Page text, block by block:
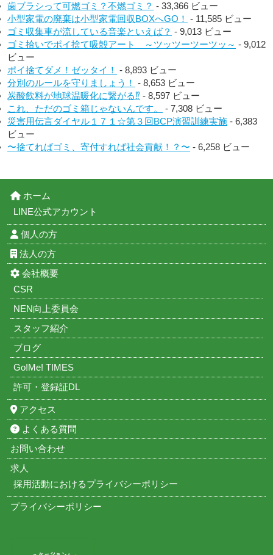
歯ブラシって可燃ゴミ？不燃ゴミ？ - 33,366 ビュー
小型家電の廃棄は小型家電回収BOXへGO！ - 11,585 ビュー
ゴミ収集車が流している音楽といえば？ - 9,013 ビュー
ゴミ拾いでポイ捨て吸殻アート ～ツッツーツーツッ～ - 9,012
ビュー
ポイ捨てダメ！ゼッタイ！ - 8,893 ビュー
分別のルールを守りましょう！ - 8,653 ビュー
炭酸飲料が地球温暖化に繋がる⁉︎ - 8,597 ビュー
これ、ただのゴミ箱じゃないんです。
- 7,308 ビュー
災害用伝言ダイヤル１７１☆第３回BCP演習訓練実施 - 6,383
ビュー
〜捨てればゴミ、寄付すれば社会貢献！？〜 - 6,258 ビュー
ホーム
LINE公式アカウント
個人の方
法人の方
会社概要
CSR
NEN向上委員会
スタッフ紹介
ブログ
Go!Me! TIMES
許可・登録証DL
アクセス
よくある質問
お問い合わせ
求人
採用活動におけるプライバシーポリシー
プライバシーポリシー